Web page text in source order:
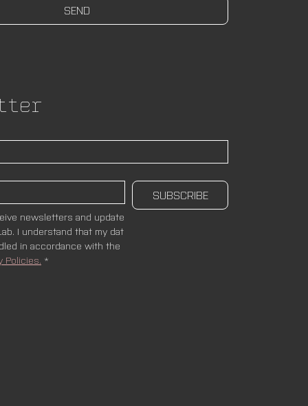
SEND
SUBSCRIBE
newsletters and update
I understand that my dat
in accordance with the
Policies. *